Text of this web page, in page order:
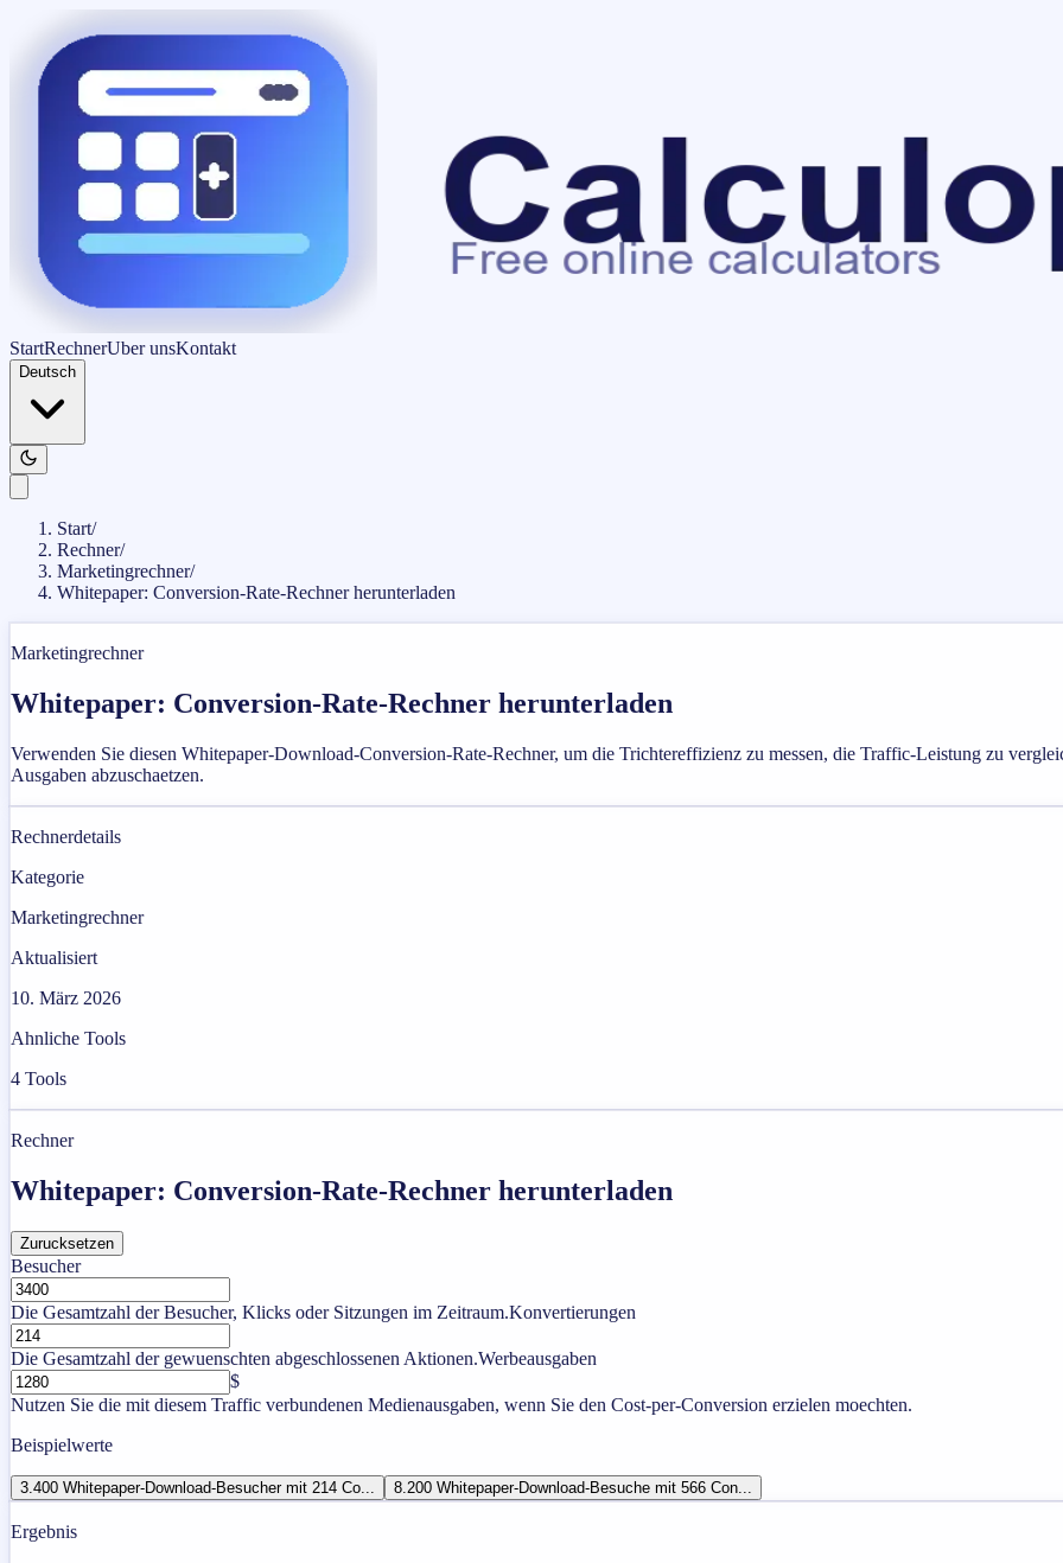
StartRechnerUber unsKontakt
Deutsch
Start/
Rechner/
Marketingrechner/
Whitepaper: Conversion-Rate-Rechner herunterladen
Marketingrechner
Whitepaper: Conversion-Rate-Rechner herunterladen
Verwenden Sie diesen Whitepaper-Download-Conversion-Rate-Rechner, um die Trichtereffizienz zu messen, die Traffic-Leistung zu
Ausgaben abzuschaetzen.
Rechnerdetails
Kategorie
Marketingrechner
Aktualisiert
10. März 2026
Ahnliche Tools
4 Tools
Rechner
Whitepaper: Conversion-Rate-Rechner herunterladen
Zurucksetzen
Besucher
Die Gesamtzahl der Besucher, Klicks oder Sitzungen im Zeitraum.Konvertierungen
Die Gesamtzahl der gewuenschten abgeschlossenen Aktionen.Werbeausgaben
$
Nutzen Sie die mit diesem Traffic verbundenen Medienausgaben, wenn Sie den Cost-per-Conversion erzielen moechten.
Beispielwerte
3.400 Whitepaper-Download-Besucher mit 214 Co... 8.200 Whitepaper-Download-Besuche mit 566 Con...
Ergebnis